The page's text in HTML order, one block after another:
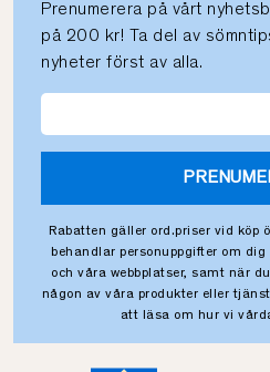
Prenumerera på vårt
på 200 kr! Ta del av
nyheter först av alla.
Rabatten gäller ord.priser vid köp
behandlar personuppgifter om
och våra webbplatser, samt när
någon av våra produkter eller
att läsa om hur vi